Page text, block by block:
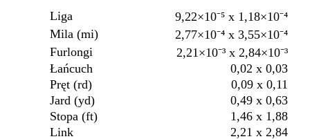
Liga
9,22×10⁻⁵ x 1,18×10⁻⁴
Mila (mi)
2,77×10⁻⁴ x 3,55×10⁻⁴
Furlongi
2,21×10⁻³ x 2,84×10⁻³
Łańcuch
0,02 x 0,03
Pręt (rd)
0,09 x 0,11
Jard (yd)
0,49 x 0,63
Stopa (ft)
1,46 x 1,88
Link
2,21 x 2,84